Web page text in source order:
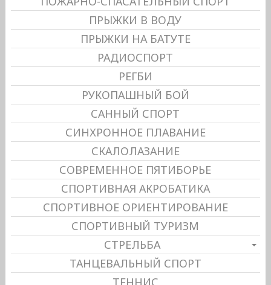
ПРЫЖКИ В ВОДУ
ПРЫЖКИ НА БАТУТЕ
РАДИОСПОРТ
РЕГБИ
РУКОПАШНЫЙ БОЙ
САННЫЙ СПОРТ
СИНХРОННОЕ ПЛАВАНИЕ
СКАЛОЛАЗАНИЕ
СОВРЕМЕННОЕ ПЯТИБОРЬЕ
СПОРТИВНАЯ АКРОБАТИКА
СПОРТИВНОЕ ОРИЕНТИРОВАНИЕ
СПОРТИВНЫЙ ТУРИЗМ
СТРЕЛЬБА
ТАНЦЕВАЛЬНЫЙ СПОРТ
ТЕННИС